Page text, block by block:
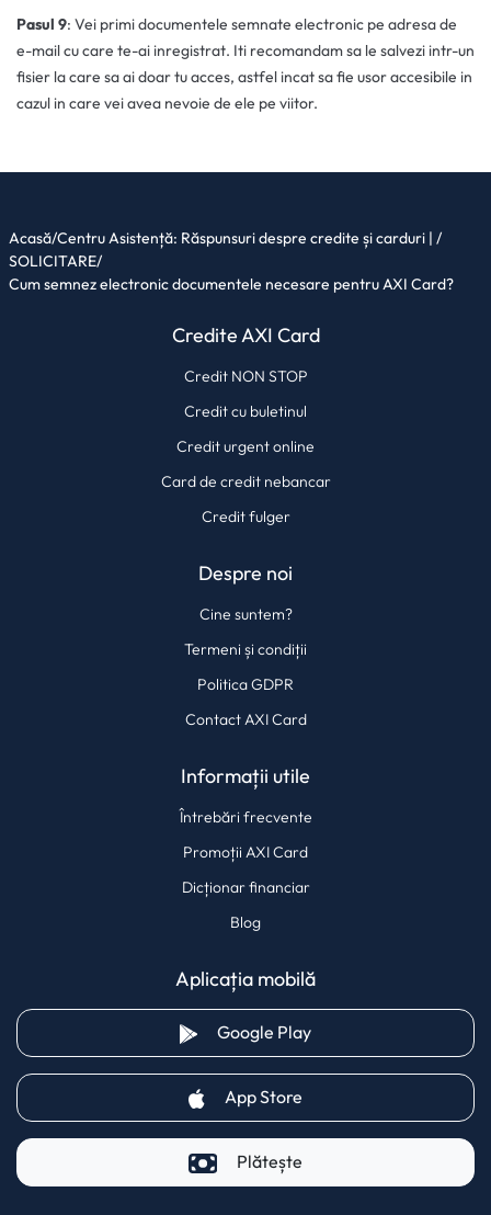
Pasul 9: Vei primi documentele semnate electronic pe adresa de
e-mail cu care te-ai inregistrat. Iti recomandam sa le salvezi intr-un
fisier la care sa ai doar tu acces, astfel incat sa fie usor accesibile in
cazul in care vei avea nevoie de ele pe viitor.
Acasă/Centru Asistență: Răspunsuri despre credite și carduri | /
SOLICITARE/
Cum semnez electronic documentele necesare pentru AXI Card?
Credite AXI Card
Credit NON STOP
Credit cu buletinul
Credit urgent online
Card de credit nebancar
Credit fulger
Despre noi
Cine suntem?
Termeni și condiții
Politica GDPR
Contact AXI Card
Informații utile
Întrebări frecvente
Promoții AXI Card
Dicționar financiar
Blog
Aplicația mobilă
Google Play(opens in a new tab)
App Store
Plătește